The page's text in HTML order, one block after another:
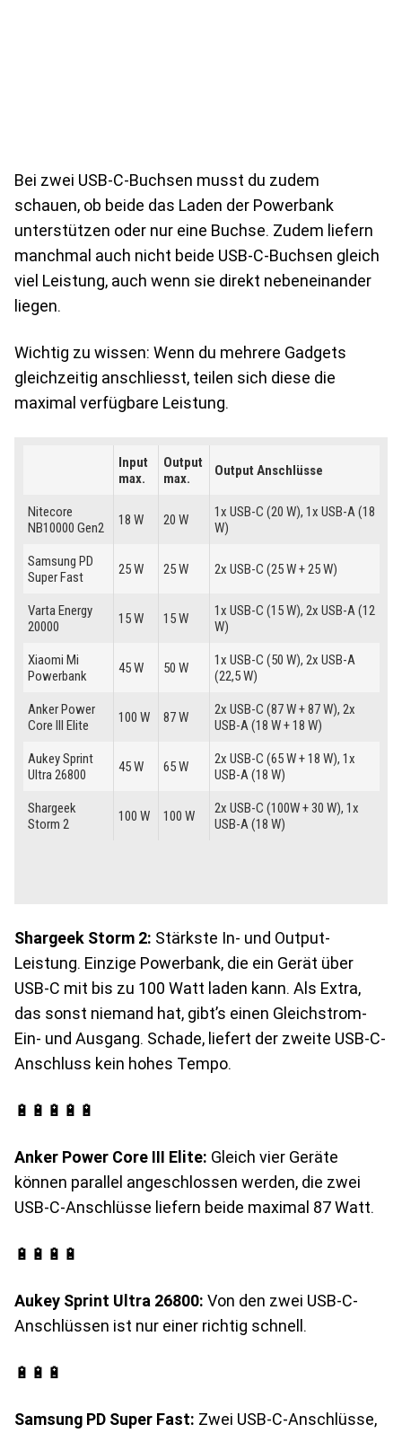
Bei zwei USB-C-Buchsen musst du zudem
schauen, ob beide das Laden der Powerbank
unterstützen oder nur eine Buchse. Zudem liefern
manchmal auch nicht beide USB-C-Buchsen gleich
viel Leistung, auch wenn sie direkt nebeneinander
liegen.
Wichtig zu wissen: Wenn du mehrere Gadgets
gleichzeitig anschliesst, teilen sich diese die
maximal verfügbare Leistung.
Shargeek Storm 2: Stärkste In- und Output-
Leistung. Einzige Powerbank, die ein Gerät über
USB-C mit bis zu 100 Watt laden kann. Als Extra,
das sonst niemand hat, gibt’s einen Gleichstrom-
Ein- und Ausgang. Schade, liefert der zweite USB-C-
Anschluss kein hohes Tempo.
🔋🔋🔋🔋🔋
Anker Power Core III Elite: Gleich vier Geräte
können parallel angeschlossen werden, die zwei
USB-C-Anschlüsse liefern beide maximal 87 Watt.
🔋🔋🔋🔋
Aukey Sprint Ultra 26800: Von den zwei USB-C-
Anschlüssen ist nur einer richtig schnell.
🔋🔋🔋
Samsung PD Super Fast: Zwei USB-C-Anschlüsse,